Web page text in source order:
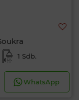
1 Sdb.
WhatsApp